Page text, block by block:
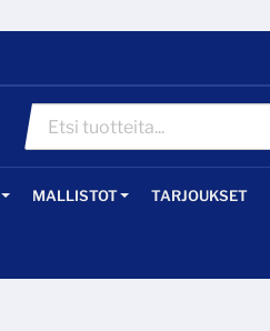
MALLISTOT TARJOUKSET